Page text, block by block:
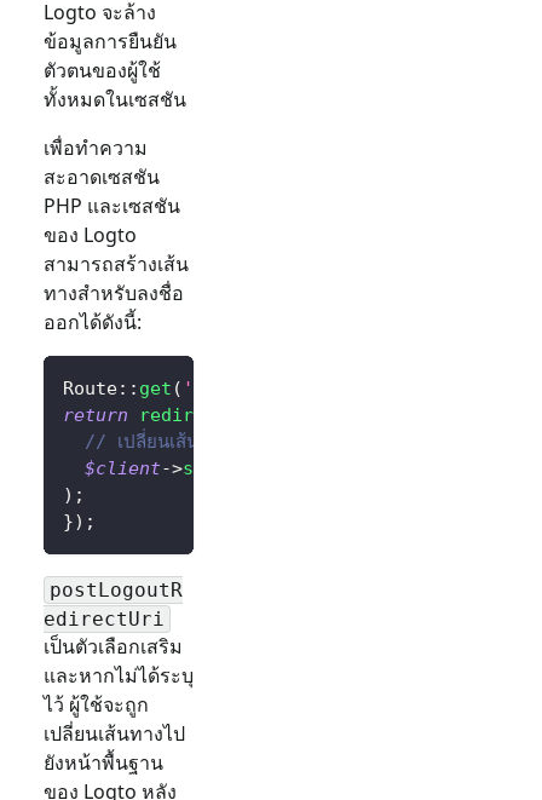
Logto จะล้าง
ข้อมูลการยืนยัน
ตัวตนของผู้ใช้
ทั้งหมดในเซสชัน
เพื่อทำความ
สะอาดเซสชัน
PHP และเซสชัน
ของ Logto
สามารถสร้างเส้น
ทางสำหรับลงชื่อ
ออกได้ดังนี้:
Route:: get ( '/sign-out'
return
redirect
// เปลี่ยนเส้นทางผู้ใช้ไปยังหน้าแรกหลังจากลงชื่อออกสำเ
$client->signOut
) ;
}) ;
postLogoutR
edirectUri
เป็นตัวเลือกเสริม
และหากไม่ได้ระบุ
ไว้ ผู้ใช้จะถูก
เปลี่ยนเส้นทางไป
ยังหน้าพื้นฐาน
ของ Logto หลัง